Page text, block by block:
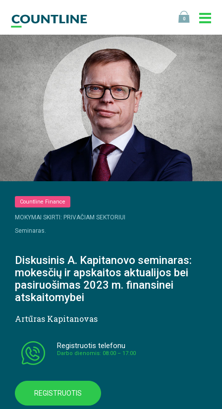
0
Countline Finance
MOKYMAI SKIRTI: PRIVAČIAM SEKTORIUI
Seminaras.
Diskusinis A. Kapitanovo seminaras:
mokesčių ir apskaitos aktualijos bei
pasiruošimas 2023 m. finansinei
atskaitomybei
Artūras Kapitanovas
Registruotis telefonu
Darbo dienomis: 08:00 – 17:00
REGISTRUOTIS